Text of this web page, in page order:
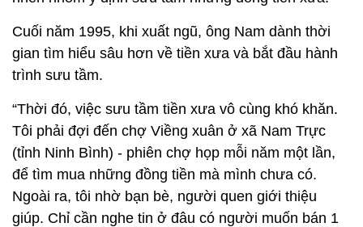
Cuối năm 1995, khi xuất ngũ, ông Nam dành thời
gian tìm hiểu sâu hơn về tiền xưa và bắt đầu hành
trình sưu tầm.
“Thời đó, việc sưu tầm tiền xưa vô cùng khó khăn.
Tôi phải đợi đến chợ Viềng xuân ở xã Nam Trực
(tỉnh Ninh Bình) - phiên chợ họp mỗi năm một lần,
để tìm mua những đồng tiền mà mình chưa có.
Ngoài ra, tôi nhờ bạn bè, người quen giới thiệu
giúp. Chỉ cần nghe tin ở đâu có người muốn bán 1